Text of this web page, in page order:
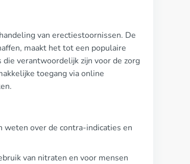
van erectiestoornissen. De
maakt het tot een populaire
verantwoordelijk zijn voor de zorg
toegang via online
weten over de contra-indicaties en
van nitraten en voor mensen